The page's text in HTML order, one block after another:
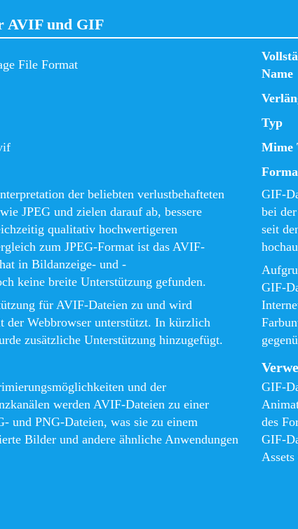
AVIF und GIF
File Format
der beliebten verlustbehafteten
JPEG und zielen darauf ab, bessere
qualitativ hochwertigeren
zum JPEG-Format ist das AVIF-
in Bildanzeige- und -
keine breite Unterstützung gefunden.
für AVIF-Dateien zu und wird
Webbrowser unterstützt. In kürzlich
zusätzliche Unterstützung hinzugefügt.
und der
werden AVIF-Dateien zu einer
und PNG-Dateien, was sie zu einem
Bilder und andere ähnliche Anwendungen
Name
Typ
Mime
GIF-
bei
seit
GIF-
GIF-
des
GIF-